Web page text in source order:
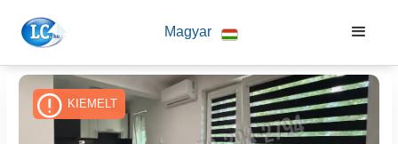
Magyar
KIEMELT